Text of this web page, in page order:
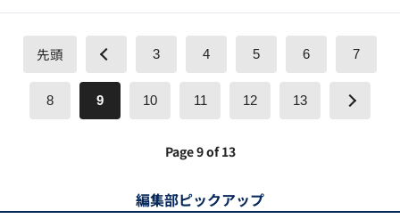
先頭 3 4 5 6 7
8 9 10 11 12 13
Page 9 of 13
編集部ピックアップ